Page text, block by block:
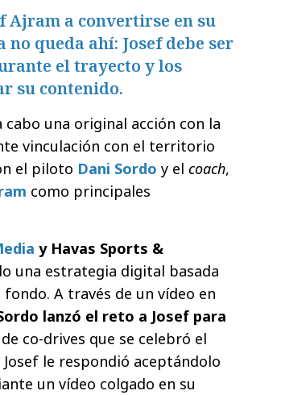
Ajram a convertirse en su
queda ahí: Josef debe ser
el trayecto y los
su contenido.
cabo una original acción con la
vinculación con el territorio
el piloto Dani Sordo y el coach,
como principales
y Havas Sports &
una estrategia digital basada
A través de un vídeo en
lanzó el reto a Josef para
co-drives que se celebró el
le respondió aceptándolo
un vídeo colgado en su